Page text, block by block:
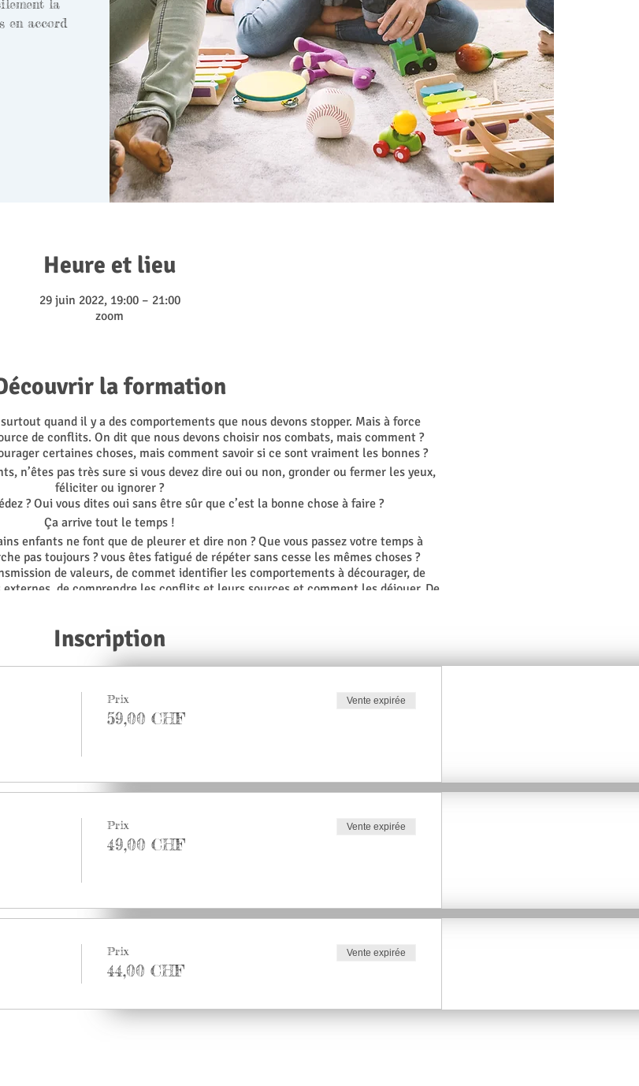
la
en accord
Heure et lieu
29 juin 2022, 19:00 – 21:00
zoom
la formation
quand il y a des comportements que nous devons stopper. Mais à force
de conflits. On dit que nous devons choisir nos combats, mais comment ?
certaines choses, mais comment savoir si ce sont vraiment les bonnes ?
n’êtes pas très sure si vous devez dire oui ou non, gronder ou fermer les yeux,
féliciter ou ignorer ?
? Oui vous dites oui sans être sûr que c’est la bonne chose à faire ?
Ça arrive tout le temps !
enfants ne font que de pleurer et dire non ? Que vous passez votre temps à
pas toujours ? vous êtes fatigué de répéter sans cesse les mêmes choses ?
de valeurs, de commet identifier les comportements à décourager, de
de comprendre les conflits et leurs sources et comment les déjouer. De
communication non-violente...
et peut être que votre vision va changer sur plusieurs points.
aux questions que vous préoccupe en matière d’éducation.
et découvrez comment être en accord avec vos valeurs.
Fini l’incertitude.
Fini la culpabilité.
ressources et apprendre des techniques faciles et innovantes pour trouver de la
:::::::::
Intervenante :
régulièrement les familles qui rencontrent des soucis dans l’éducation des
CNV, elle dispose des nombreuses formations dans l'accompagnement et le
Inscription
Prix
59,00 CHF
Vente expirée
Prix
49,00 CHF
Vente expirée
Prix
44,00 CHF
Vente expirée